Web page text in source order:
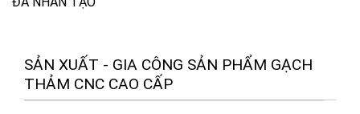
SẢN XUẤT - GIA CÔNG SẢN PHẨM GẠCH
THẢM CNC CAO CẤP